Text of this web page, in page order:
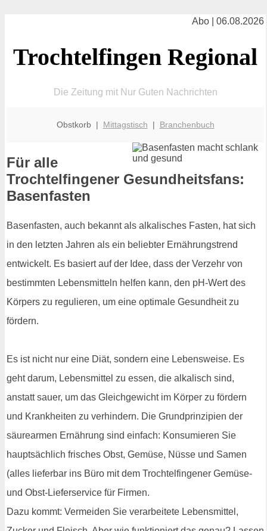
Abo | 06.08.2026
Trochtelfingen Regional
Die Zeitung mit Nur Guten Nachrichten
Obstkorb | Mittagstisch | Branchenbuch
Für alle
Trochtelfingener Gesundheitsfans:
Basenfasten
Basenfasten, auch bekannt als alkalisches Fasten, hat sich
in den letzten Jahren als ein beliebter Ernährungstrend
entwickelt. Es basiert auf der Idee, dass der Verzehr von
bestimmten Lebensmitteln helfen kann, den pH-Wert des
Körpers zu regulieren, um eine optimale Gesundheit zu
fördern.
Es ist nicht nur eine Diät, sondern eine Lebensweise. Es
geht darum, Lebensmittel zu essen, die alkalisch sind,
anstatt sauer, um das Gleichgewicht im Körper zu fördern
und Krankheiten zu verhindern. Die Grundprinzipien der
säurearmen Ernährung sind einfach: Konsumieren Sie
hauptsächlich frisches Obst, Gemüse, Nüsse und Samen
(alles lieferbar ins Büro mit dem Trochtelfingener Gemüse-
und Obst-Lieferservice für Firmen.
Dazu kommt: Vermeiden Sie verarbeitete Lebensmittel,